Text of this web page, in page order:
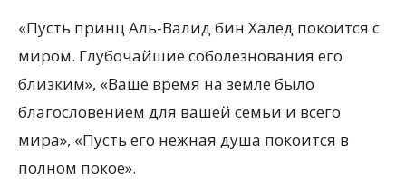
«Пусть принц Аль-Валид бин Халед покоится с
миром. Глубочайшие соболезнования его
близким», «Ваше время на земле было
благословением для вашей семьи и всего
мира», «Пусть его нежная душа покоится в
полном покое».